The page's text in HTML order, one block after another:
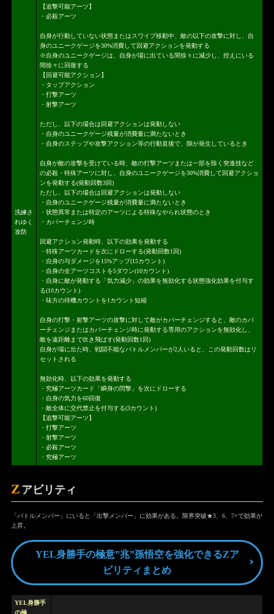
洗練さ
れゆく
攻防
【追撃可能アーツ】
・必殺アーツ
自身が行動していない状態またはスワイプ移動中、敵の以下の攻撃に対し、自
身のユニークゲージを30%消費して回避アクションを発動する
※自身のユニークゲージは、自身が場に出ている間徐々に減少し、控えにいる
間徐々に回復する
【回避可能アクション】
・タップアクション
・打撃アーツ
・射撃アーツ
ただし、以下の場合は回避アクションは発動しない
・自身のユニークゲージ残量が消費量に満たないとき
・自身のステップや攻撃アクション等の行動直後で、隙が発生しているとき
自身が敵の攻撃を受けている時、敵の打撃アーツまたは一部を除く突進技など
の必殺・特殊アーツに対し、自身のユニークゲージを30%消費して回避アクショ
ンを発動する(発動回数3回)
ただし、以下の場合は回避アクションは発動しない
・自身のユニークゲージ残量が消費量に満たないとき
・状態異常または特定のアーツによる特殊なやられ状態のとき
・カバーチェンジ時
回避アクション発動時、以下の効果を発動する
・特殊アーツカードを次にドローする(発動回数1回)
・自身の与ダメージを15%アップ(15カウント)
・自身の全アーツコストを5ダウン(10カウント)
・自身に敵が発動する「気力減少」の効果を無効化する状態強化効果を付与す
る(10カウント)
・味方の待機カウントを1カウント短縮
自身の打撃・射撃アーツの攻撃に対して敵がカバーチェンジすると、敵のカバ
ーチェンジまたはカバーチェンジ時に発動する専用のアクションを無効化し、
敵を遠距離まで吹き飛ばす(発動回数1回)
自身が場に出た時、戦闘不能なバトルメンバーが2人いると、この発動回数はリ
セットされる
無効化時、以下の効果を発動する
・究極アーツカード「瞬身の閃撃」を次にドローする
・自身の気力を60回復
・敵全体に交代禁止を付与する(3カウント)
【追撃可能アーツ】
・打撃アーツ
・射撃アーツ
・必殺アーツ
・究極アーツ
Z アビリティ
「バトルメンバー」にいると「出撃メンバー」に効果がある。限界突破★3、6、7+で効果が
上昇。
YEL身勝手の極意”兆”孫悟空を強化できるZア
ビリティまとめ
YEL身勝手
の極